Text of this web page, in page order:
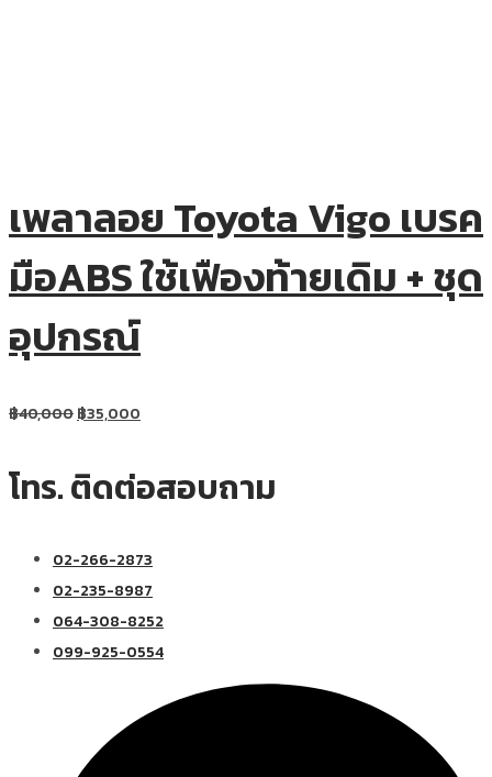
เพลาลอย Toyota Vigo เบรค
มือABS ใช้เฟืองท้ายเดิม + ชุด
อุปกรณ์
฿40,000฿35,000
โทร. ติดต่อสอบถาม
02-266-2873
02-235-8987
064-308-8252
099-925-0554